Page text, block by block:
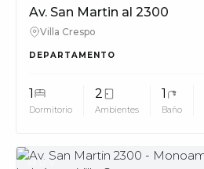
Av. San Martin al 2300
Villa Crespo
DEPARTAMENTO
1
Dormitorio
2
Ambientes
1
Baño
MUV